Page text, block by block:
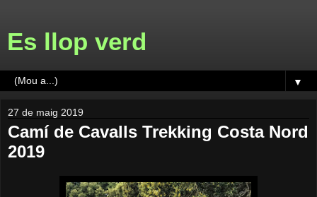
Es llop verd
▼
27 de maig 2019
Camí de Cavalls Trekking Costa Nord
2019